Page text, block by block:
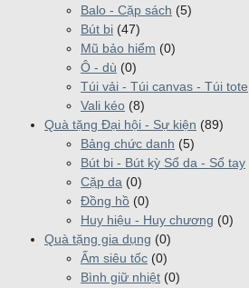
Balo - Cặp sách (5)
Bút bi (47)
Mũ bảo hiểm (0)
Ô - dù (0)
Túi vải - Túi canvas - Túi tote
Vali kéo (8)
Quà tặng Đại hội - Sự kiện (89)
Bảng chức danh (5)
Bút bi - Bút kỳ Sổ da - Sổ tay
Cặp da (0)
Đồng hồ (0)
Huy hiệu - Huy chương (0)
Quà tặng gia dụng (0)
Ấm siêu tốc (0)
Bình giữ nhiệt (0)